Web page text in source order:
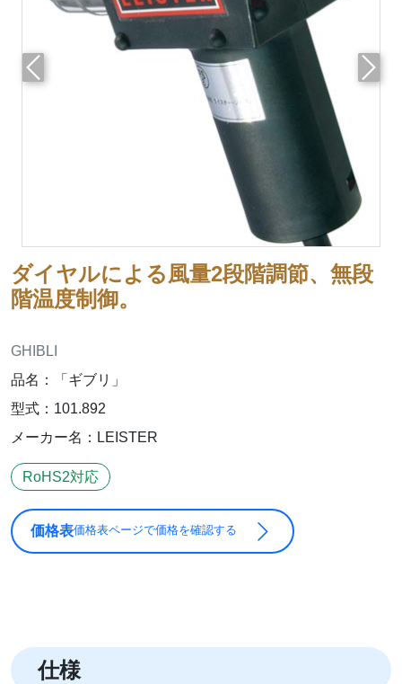
ダイヤルによる風量2段階調節、無段
階温度制御。
GHIBLI
品名：「ギブリ」
型式：101.892
メーカー名：LEISTER
RoHS2対応
価格表価格表ページで価格を確認する
前へ 次へ
仕様